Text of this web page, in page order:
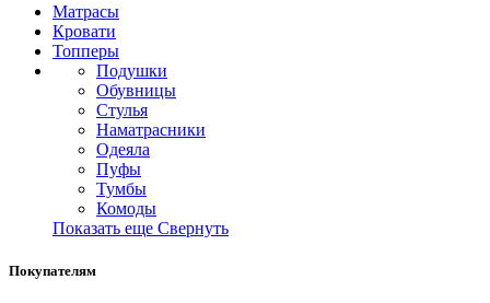
Матрасы
Кровати
Топперы
Подушки
Обувницы
Стулья
Наматрасники
Одеяла
Пуфы
Тумбы
Комоды
Показать еще Свернуть
Покупателям